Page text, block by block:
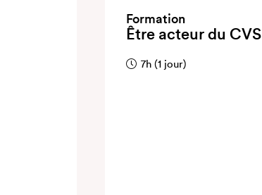
Formation
Être acteur du CVS
7h (1 jour)